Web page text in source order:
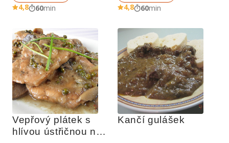
4,8 60min 4,8 60min
Vepřový plátek s
hlívou ústřičnou na
Kančí gulášek